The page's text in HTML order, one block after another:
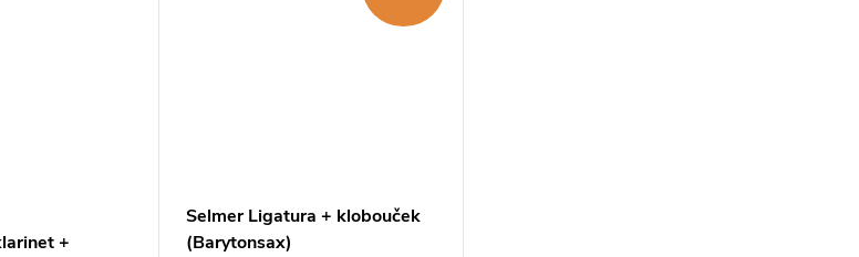
+
Selmer Ligatura + klobouček
(Barytonsax)